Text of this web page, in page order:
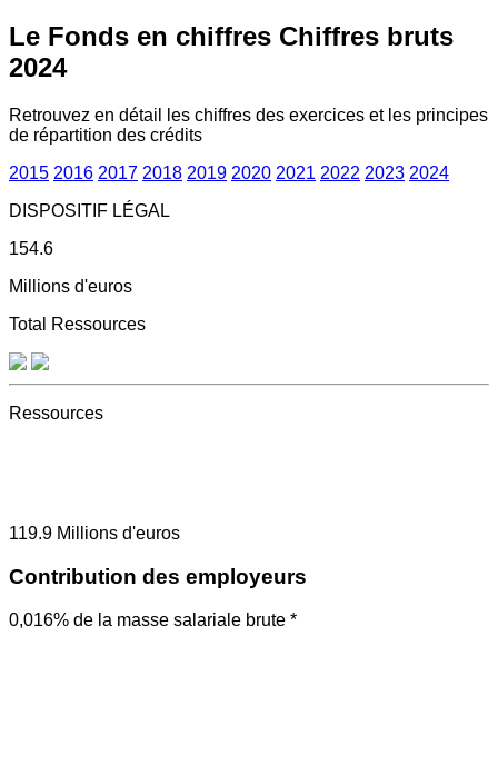
Le Fonds en chiffres Chiffres bruts
2024
Retrouvez en détail les chiffres des exercices et les principes
de répartition des crédits
2015 2016 2017 2018 2019 2020 2021 2022 2023 2024
DISPOSITIF LÉGAL
154.6
Millions d'euros
Total Ressources
Ressources
119.9 Millions d'euros
Contribution des employeurs
0,016% de la masse salariale brute *